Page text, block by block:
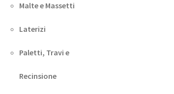
Malte e Massetti
Laterizi
Paletti, Travi e
Recinsione